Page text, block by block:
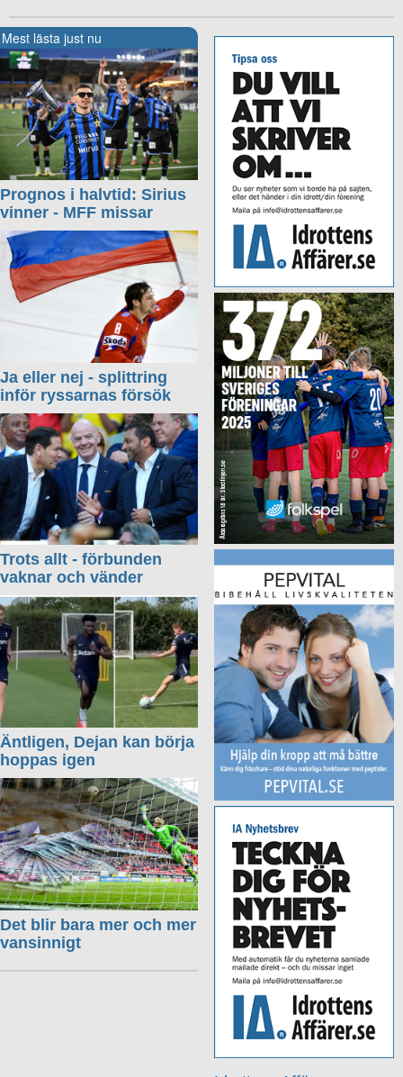
Mest lästa just nu
Prognos i halvtid: Sirius
vinner - MFF missar
Ja eller nej - splittring
inför ryssarnas försök
Trots allt - förbunden
vaknar och vänder
Äntligen, Dejan kan börja
hoppas igen
Det blir bara mer och mer
vansinnigt